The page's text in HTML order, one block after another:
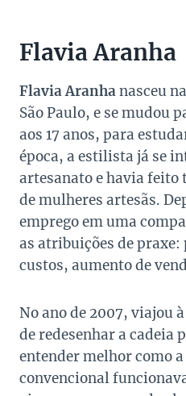
Flavia Aranha
Flavia Aranhanasceu
São Paulo, e se mudou
aos 17 anos, para
época, a estilista já se
artesanato e havia feito
de mulheres artesãs.
emprego em uma
as atribuições de praxe:
custos, aumento de
No ano de 2007, viajou
de redesenhar a cadeia
entender melhor como
convencional